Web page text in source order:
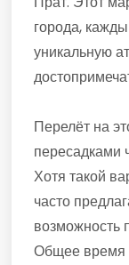
города,
уникальную
Перелёт на
пересадками
Хотя такой
часто
возможность
Общее время